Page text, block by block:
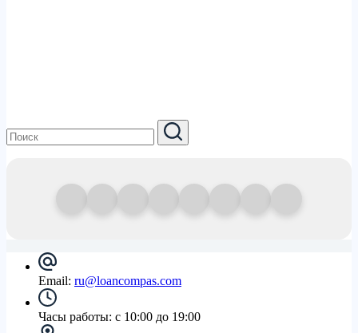
Email: ru@loancompas.com
Часы работы: с 10:00 до 19:00